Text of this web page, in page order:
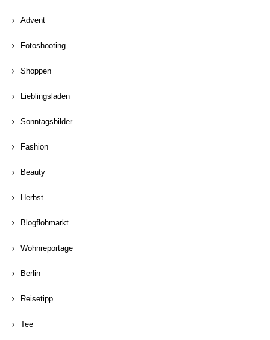
Advent
Fotoshooting
Shoppen
Lieblingsladen
Sonntagsbilder
Fashion
Beauty
Herbst
Blogflohmarkt
Wohnreportage
Berlin
Reisetipp
Tee